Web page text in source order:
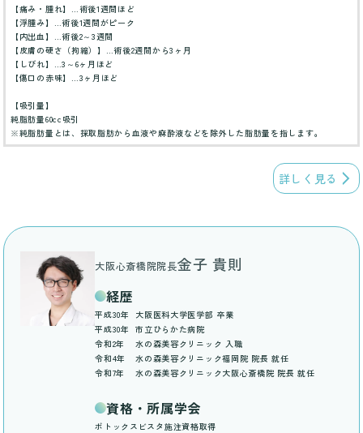
【痛み・腫れ】…術後1週間ほど
【浮腫み】…術後1週間がピーク
【内出血】…術後2～3週間
【皮膚の硬さ（拘縮）】…術後2週間から3ヶ月
【しびれ】…3～6ヶ月ほど
【傷口の赤味】…3ヶ月ほど
【吸引量】
純脂肪量60cc吸引
※純脂肪量とは、採取脂肪から血液や麻酔液などを除外した脂肪量を指します。
詳しく見る
大阪心斎橋院院長金子 貴則
経歴
平成30年
大阪医科大学医学部 卒業
平成30年
市立ひらかた病院
令和2年
水の森美容クリニック 入職
令和4年
水の森美容クリニック福岡院 院長 就任
令和7年
水の森美容クリニック大阪心斎橋院 院長 就任
資格・所属学会
ボトックスビスタ施注資格取得